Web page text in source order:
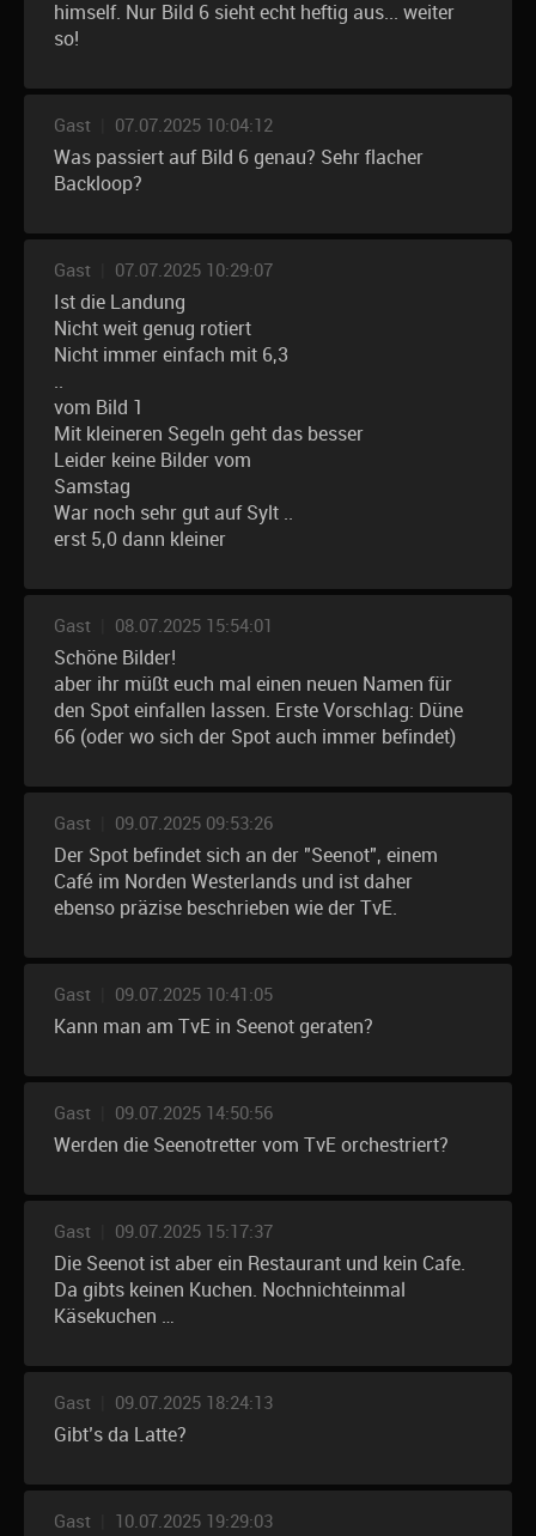
himself. Nur Bild 6 sieht echt heftig aus... weiter
so!
Gast 07.07.2025 10:04:12
Was passiert auf Bild 6 genau? Sehr flacher
Backloop?
Gast 07.07.2025 10:29:07
Ist die Landung
Nicht weit genug rotiert
Nicht immer einfach mit 6,3
..
vom Bild 1
Mit kleineren Segeln geht das besser
Leider keine Bilder vom
Samstag
War noch sehr gut auf Sylt ..
erst 5,0 dann kleiner
Gast 08.07.2025 15:54:01
Schöne Bilder!
aber ihr müßt euch mal einen neuen Namen für
den Spot einfallen lassen. Erste Vorschlag: Düne
66 (oder wo sich der Spot auch immer befindet)
Gast 09.07.2025 09:53:26
Der Spot befindet sich an der "Seenot", einem
Café im Norden Westerlands und ist daher
ebenso präzise beschrieben wie der TvE.
Gast 09.07.2025 10:41:05
Kann man am TvE in Seenot geraten?
Gast 09.07.2025 14:50:56
Werden die Seenotretter vom TvE orchestriert?
Gast 09.07.2025 15:17:37
Die Seenot ist aber ein Restaurant und kein Cafe.
Da gibts keinen Kuchen. Nochnichteinmal
Käsekuchen …
Gast 09.07.2025 18:24:13
Gibt’s da Latte?
Gast 10.07.2025 19:29:03